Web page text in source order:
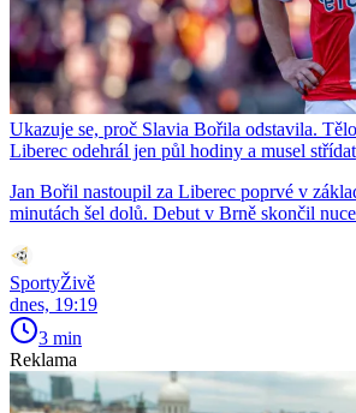
Ukazuje se, proč Slavia Bořila odstavila.
Liberec odehrál jen půl hodiny a musel střídat
Jan Bořil nastoupil za Liberec poprvé v
minutách šel dolů. Debut v Brně skončil
SportyŽivě
dnes, 19:19
3 min
Reklama